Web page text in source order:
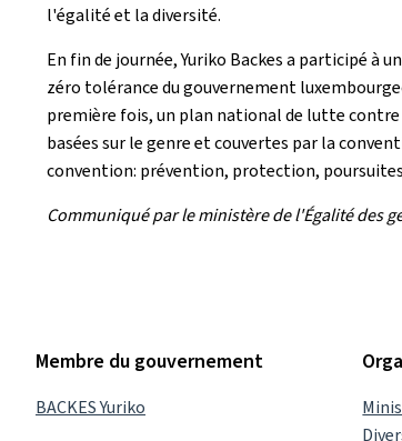
l'égalité et la diversité.
En fin de journée, Yuriko Backes a participé à
zéro tolérance du gouvernement
première fois, un plan national de lutte
basées sur le genre et couvertes par la
convention: prévention, protection,
Communiqué par le ministère de l'Égalité des
Membre du gouvernement
BACKES Yuriko